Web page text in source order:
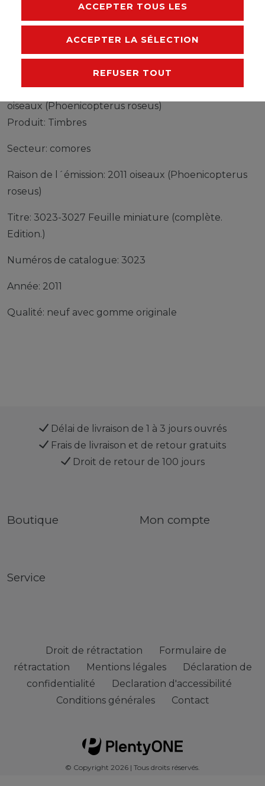
FABRICANT
Timbres comores 3023-3027 Feuille miniature
(complète edition) neuf avec gomme originale 2011
oiseaux (Phoenicopterus roseus)
Produit: Timbres
Secteur: comores
Raison de l´émission: 2011 oiseaux (Phoenicopterus
roseus)
Titre: 3023-3027 Feuille miniature (complète.
Edition.)
Numéros de catalogue: 3023
Année: 2011
Qualité: neuf avec gomme originale
Délai de livraison de 1 à 3 jours ouvrés
Frais de livraison et de retour gratuits
Droit de retour de 100 jours
Boutique Mon compte
Service
Droit de rétractation
Formulaire de
rétractation
Mentions légales
Déclaration de
confidentialité
Declaration d'accessibilité
Conditions générales
Contact
© Copyright 2026 | Tous droits réservés.
ACCEPTER TOUS LES
ACCEPTER LA SÉLECTION
REFUSER TOUT